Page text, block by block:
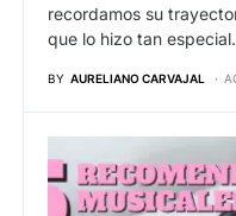
recordamos su
que lo hizo tan especial.
BY AURELIANO CARVAJAL